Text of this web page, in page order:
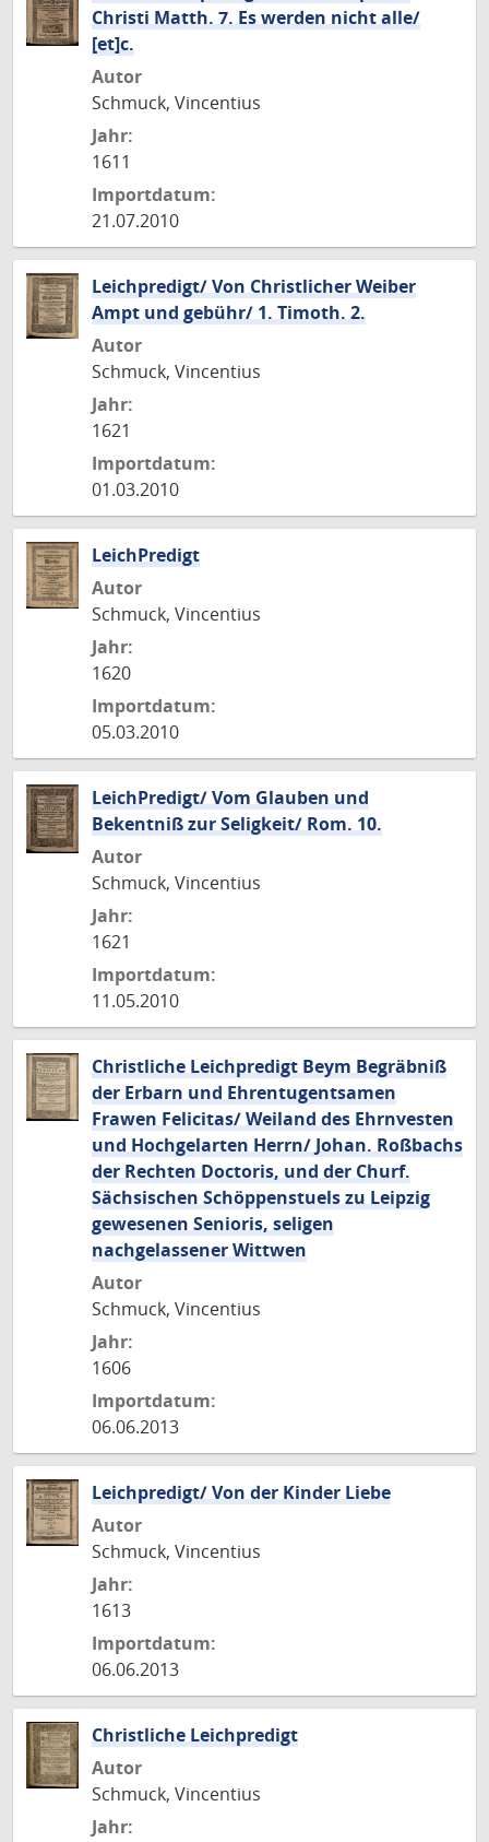
Christi Matth. 7. Es werden nicht alle/
[et]c.
Autor
Schmuck, Vincentius
Jahr:
1611
Importdatum:
21.07.2010
Leichpredigt/ Von Christlicher Weiber
Ampt und gebühr/ 1. Timoth. 2.
Autor
Schmuck, Vincentius
Jahr:
1621
Importdatum:
01.03.2010
LeichPredigt
Autor
Schmuck, Vincentius
Jahr:
1620
Importdatum:
05.03.2010
LeichPredigt/ Vom Glauben und
Bekentniß zur Seligkeit/ Rom. 10.
Autor
Schmuck, Vincentius
Jahr:
1621
Importdatum:
11.05.2010
Christliche Leichpredigt Beym Begräbniß
der Erbarn und Ehrentugentsamen
Frawen Felicitas/ Weiland des Ehrnvesten
und Hochgelarten Herrn/ Johan. Roßbachs
der Rechten Doctoris, und der Churf.
Sächsischen Schöppenstuels zu Leipzig
gewesenen Senioris, seligen
nachgelassener Wittwen
Autor
Schmuck, Vincentius
Jahr:
1606
Importdatum:
06.06.2013
Leichpredigt/ Von der Kinder Liebe
Autor
Schmuck, Vincentius
Jahr:
1613
Importdatum:
06.06.2013
Christliche Leichpredigt
Autor
Schmuck, Vincentius
Jahr: